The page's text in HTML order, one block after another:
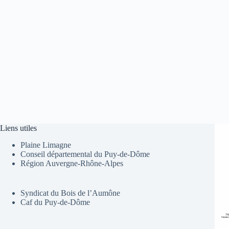
Liens utiles
Plaine Limagne
Conseil départemental du Puy-de-Dôme
Région Auvergne-Rhône-Alpes
Syndicat du Bois de l’Aumône
Caf du Puy-de-Dôme